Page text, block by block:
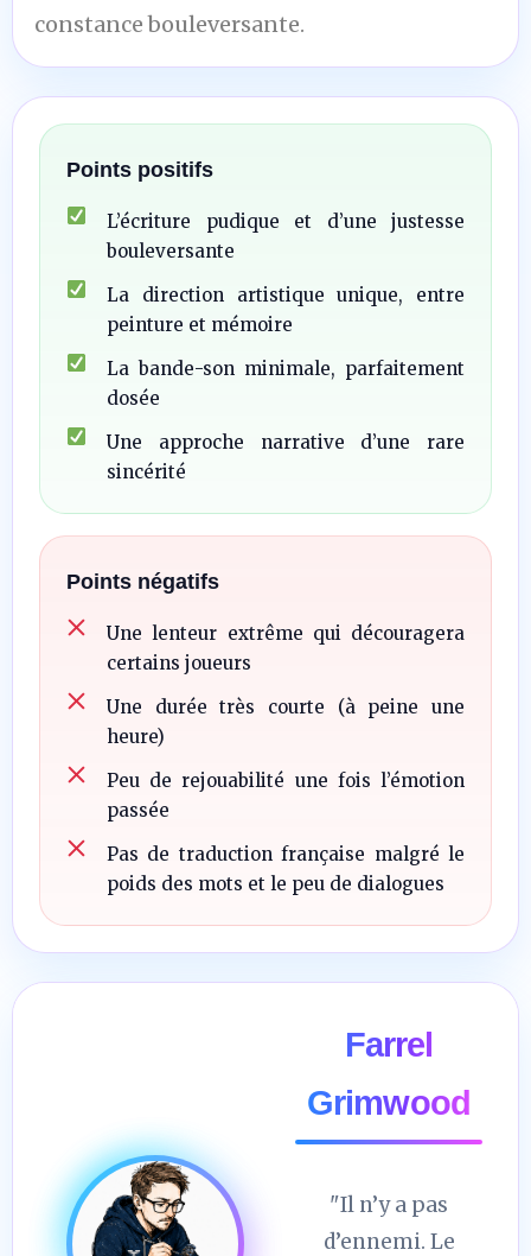
constance bouleversante.
Points positifs
L’écriture pudique et d’une justesse
bouleversante
La direction artistique unique, entre
peinture et mémoire
La bande-son minimale, parfaitement
dosée
Une approche narrative d’une rare
sincérité
Points négatifs
Une lenteur extrême qui découragera
certains joueurs
Une durée très courte (à peine une
heure)
Peu de rejouabilité une fois l’émotion
passée
Pas de traduction française malgré le
poids des mots et le peu de dialogues
Farrel
Grimwood
"Il n’y a pas
d’ennemi. Le